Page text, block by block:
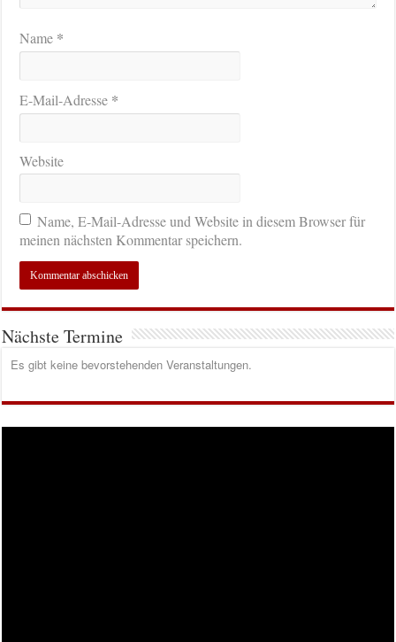
Name *
E-Mail-Adresse *
Website
Name, E-Mail-Adresse und Website in diesem Browser für
meinen nächsten Kommentar speichern.
Nächste Termine
Es gibt keine bevorstehenden Veranstaltungen.